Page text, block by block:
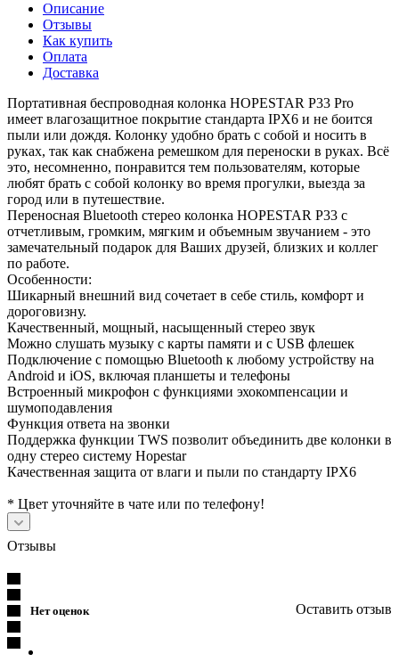
Описание
Отзывы
Как купить
Оплата
Доставка
Портативная беспроводная колонка HOPESTAR P33 Pro
имеет влагозащитное покрытие стандарта IPX6 и не боится
пыли или дождя. Колонку удобно брать с собой и носить в
руках, так как снабжена ремешком для переноски в руках. Всё
это, несомненно, понравится тем пользователям, которые
любят брать с собой колонку во время прогулки, выезда за
город или в путешествие.
Переносная Bluetooth стерео колонка HOPESTAR P33 с
отчетливым, громким, мягким и объемным звучанием - это
замечательный подарок для Ваших друзей, близких и коллег
по работе.
Особенности:
Шикарный внешний вид сочетает в себе стиль, комфорт и
дороговизну.
Качественный, мощный, насыщенный стерео звук
Можно слушать музыку с карты памяти и с USB флешек
Подключение с помощью Bluetooth к любому устройству на
Android и iOS, включая планшеты и телефоны
Встроенный микрофон с функциями эхокомпенсации и
шумоподавления
Функция ответа на звонки
Поддержка функции TWS позволит объединить две колонки в
одну стерео систему Hopestar
Качественная защита от влаги и пыли по стандарту IPX6
* Цвет уточняйте в чате или по телефону!
Отзывы
Нет оценок Оставить отзыв